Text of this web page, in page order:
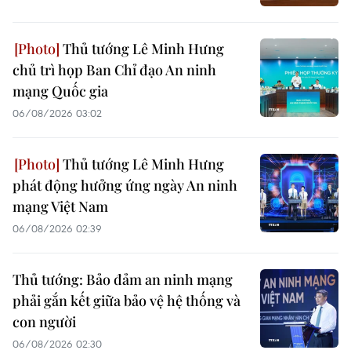
Thủ tướng Lê Minh Hưng
chủ trì họp Ban Chỉ đạo An ninh
mạng Quốc gia
06/08/2026 03:02
Thủ tướng Lê Minh Hưng
phát động hưởng ứng ngày An ninh
mạng Việt Nam
06/08/2026 02:39
Thủ tướng: Bảo đảm an ninh mạng
phải gắn kết giữa bảo vệ hệ thống và
con người
06/08/2026 02:30